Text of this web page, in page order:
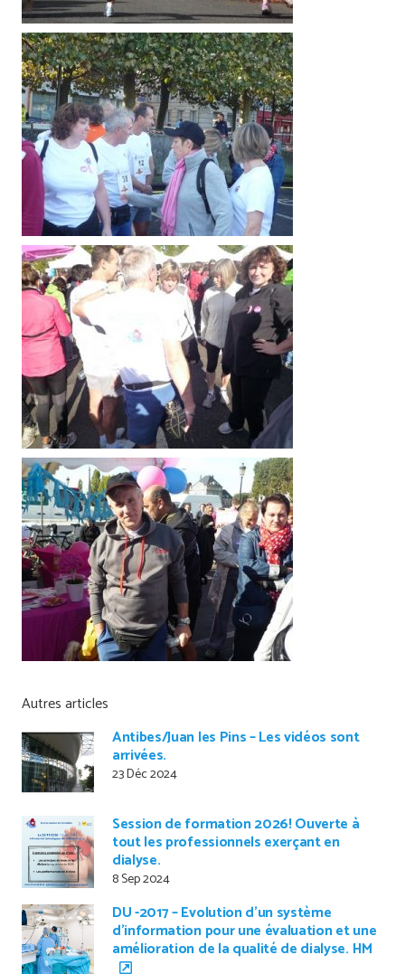
Autres articles
Antibes/Juan les Pins – Les vidéos sont
arrivées.
23 Déc 2024
Session de formation 2026! Ouverte à
tout les professionnels exerçant en
dialyse.
8 Sep 2024
DU -2017 – Evolution d’un système
d’information pour une évaluation et une
amélioration de la qualité de dialyse. HM